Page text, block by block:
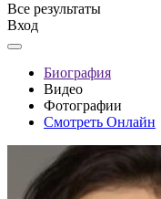
Все результаты
Вход
Биография
Видео
Фотографии
Смотреть Онлайн